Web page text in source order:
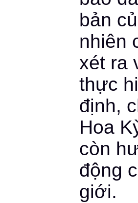
bản
nhiên
xét ra
thực
định,
Hoa
còn
động
giới.